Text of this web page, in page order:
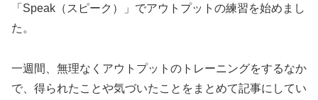
「Speak（スピーク）」でアウトプットの練習を始めまし
た。
一週間、無理なくアウトプットのトレーニングをするなか
で、得られたことや気づいたことをまとめて記事にしてい